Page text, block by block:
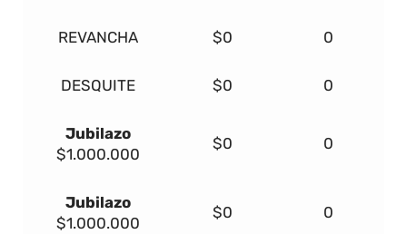
REVANCHA $0 0
DESQUITE $0 0
Jubilazo
$1.000.000
$0 0
Jubilazo
$1.000.000
$0 0